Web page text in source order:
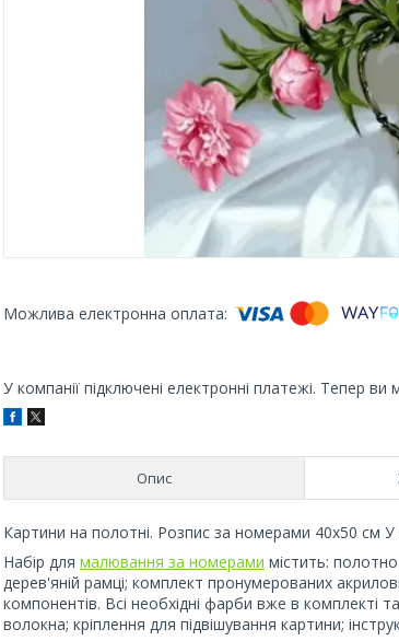
У компанії підключені електронні платежі. Тепер
Опис
Картини на полотні. Розпис за номерами 40х50 см У
Набір для малювання за номерами містить:
дерев'яній рамці; комплект пронумерованих
компонентів. Всі необхідні фарби вже в комплекті
волокна; кріплення для підвішування картини;